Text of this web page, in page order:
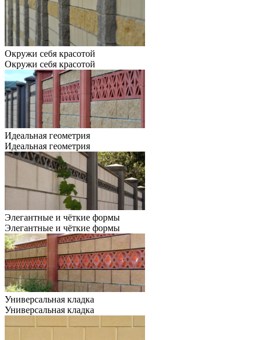
Окружи себя красотой
Окружи себя красотой
Идеальная геометрия
Идеальная геометрия
Элегантные и чёткие формы
Элегантные и чёткие формы
Универсальная кладка
Универсальная кладка